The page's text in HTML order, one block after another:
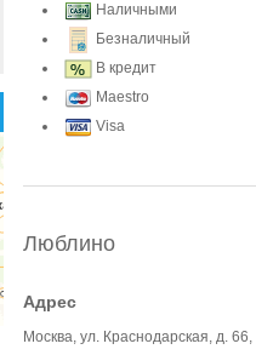
Наличными
Безналичный
В кредит
Maestro
Visa
Люблино
Адрес
Москва, ул. Краснодарская, д.